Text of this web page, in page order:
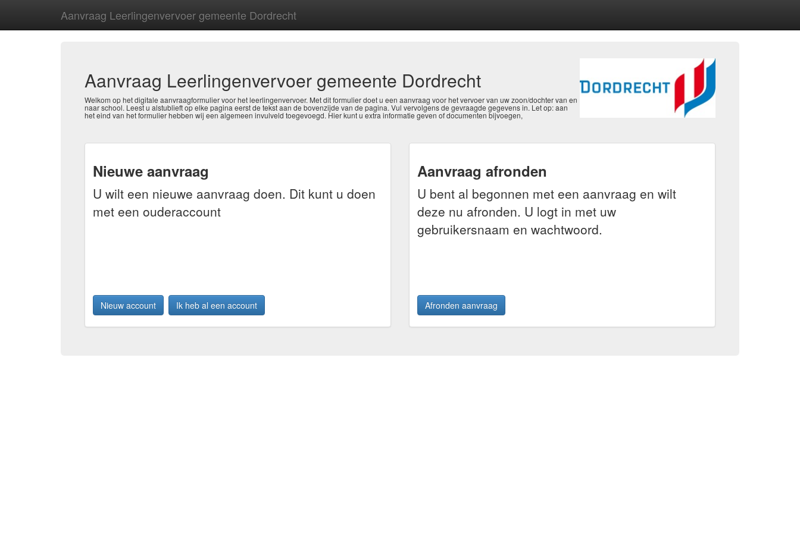
Aanvraag Leerlingenvervoer gemeente Dordrecht
Aanvraag Leerlingenvervoer gemeente Dordrecht
Welkom op het digitale aanvraagformulier voor het leerlingenvervoer. Met dit formulier doet u een aanvraag voor het vervoer van uw zoon/dochter van en
naar school. Leest u alstublieft op elke pagina eerst de tekst aan de bovenzijde van de pagina. Vul vervolgens de gevraagde gegevens in. Let op: aan
het eind van het formulier hebben wij een algemeen invulveld toegevoegd. Hier kunt u extra informatie geven of documenten bijvoegen,
Nieuwe aanvraag
U wilt een nieuwe aanvraag doen. Dit kunt u doen
met een ouderaccount
Nieuw account Ik heb al een account
Aanvraag afronden
U bent al begonnen met een aanvraag en wilt
deze nu afronden. U logt in met uw
gebruikersnaam en wachtwoord.
Afronden aanvraag